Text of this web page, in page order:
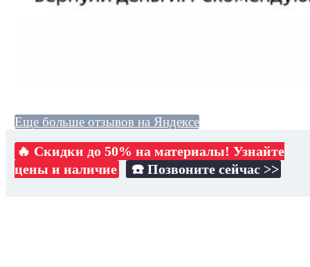
Еще больше отзывов на Яндексе
🔥 Скидки до 50% на материалы! Узнайте
цены и наличие
☎️ Позвоните сейчас >>